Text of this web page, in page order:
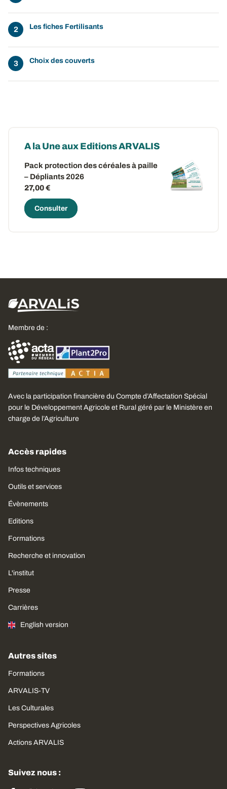
Les fiches Fertilisants
Choix des couverts
A la Une aux Editions ARVALIS
Pack protection des céréales à paille
– Dépliants 2026
27,00 €
Consulter
Membre de :
Avec la participation financière du Compte d’Affectation Spécial
pour le Développement Agricole et Rural géré par le Ministère en
charge de l’Agriculture
Accès rapides
Infos techniques
Outils et services
Évènements
Editions
Formations
Recherche et innovation
L'institut
Presse
Carrières
English version
Autres sites
Formations
ARVALIS-TV
Les Culturales
Perspectives Agricoles
Actions ARVALIS
Suivez nous :